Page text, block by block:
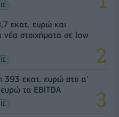
εκατ. ευρώ και
στοιχήματα σε low
393 εκατ. ευρώ στο α'
τα EBITDA